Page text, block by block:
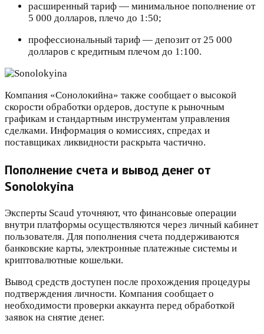
расширенный тариф — минимальное пополнение от
5 000 долларов, плечо до 1:50;
профессиональный тариф — депозит от 25 000
долларов с кредитным плечом до 1:100.
Компания «Сонолокийна» также сообщает о высокой
скорости обработки ордеров, доступе к рыночным
графикам и стандартным инструментам управления
сделками. Информация о комиссиях, спредах и
поставщиках ликвидности раскрыта частично.
Пополнение счета и вывод денег от
Sonolokyina
Эксперты Scaud уточняют, что финансовые операции
внутри платформы осуществляются через личный кабинет
пользователя. Для пополнения счета поддерживаются
банковские карты, электронные платежные системы и
криптовалютные кошельки.
Вывод средств доступен после прохождения процедуры
подтверждения личности. Компания сообщает о
необходимости проверки аккаунта перед обработкой
заявок на снятие денег.